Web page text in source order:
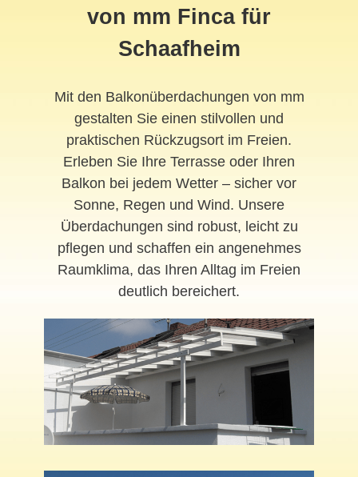
von mm Finca für
Schaafheim
Mit den Balkonüberdachungen von mm
gestalten Sie einen stilvollen und
praktischen Rückzugsort im Freien.
Erleben Sie Ihre Terrasse oder Ihren
Balkon bei jedem Wetter – sicher vor
Sonne, Regen und Wind. Unsere
Überdachungen sind robust, leicht zu
pflegen und schaffen ein angenehmes
Raumklima, das Ihren Alltag im Freien
deutlich bereichert.